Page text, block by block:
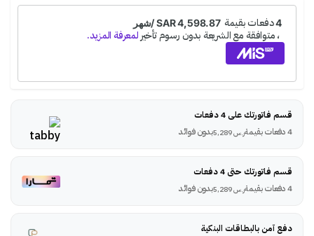
قسم فاتورتك على 4 دفعات
4 دفعات بقيمة
ر.س بدون فوائد
قسم فاتورتك حتى 4 دفعات
4 دفعات بقيمة
ر.س بدون فوائد
دفع آمن بالبطاقات البنكية